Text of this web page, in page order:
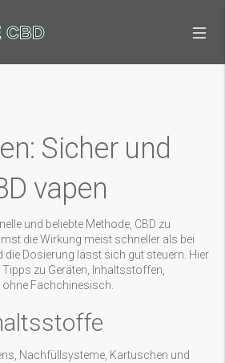
Sicher und
vapen
und beliebte Methode, CBD zu
die Wirkung meist schneller als bei
die Dosierung lässt sich gut steuern. Hier
zu Geräten, Inhaltsstoffen,
Fachchinesisch.
Nachfüllsysteme, Kartuschen und